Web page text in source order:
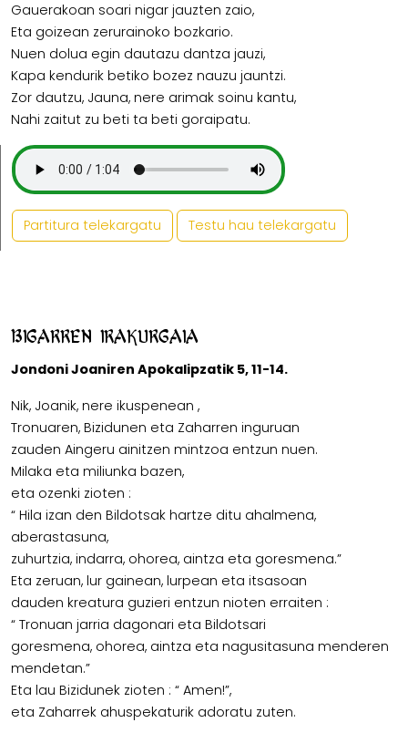
Gauerakoan soari nigar jauzten zaio,
Eta goizean zerurainoko bozkario.
Nuen dolua egin dautazu dantza jauzi,
Kapa kendurik betiko bozez nauzu jauntzi.
Zor dautzu, Jauna, nere arimak soinu kantu,
Nahi zaitut zu beti ta beti goraipatu.
Partitura telekargatu Testu hau telekargatu
Bigarren irakurgaia
Jondoni Joaniren Apokalipzatik 5, 11-14.
Nik, Joanik, nere ikuspenean ,
Tronuaren, Bizidunen eta Zaharren inguruan
zauden Aingeru ainitzen mintzoa entzun nuen.
Milaka eta miliunka bazen,
eta ozenki zioten :
“ Hila izan den Bildotsak hartze ditu ahalmena,
aberastasuna,
zuhurtzia, indarra, ohorea, aintza eta goresmena.”
Eta zeruan, lur gainean, lurpean eta itsasoan
dauden kreatura guzieri entzun nioten erraiten :
“ Tronuan jarria dagonari eta Bildotsari
goresmena, ohorea, aintza eta nagusitasuna menderen
mendetan.”
Eta lau Bizidunek zioten : “ Amen!”,
eta Zaharrek ahuspekaturik adoratu zuten.